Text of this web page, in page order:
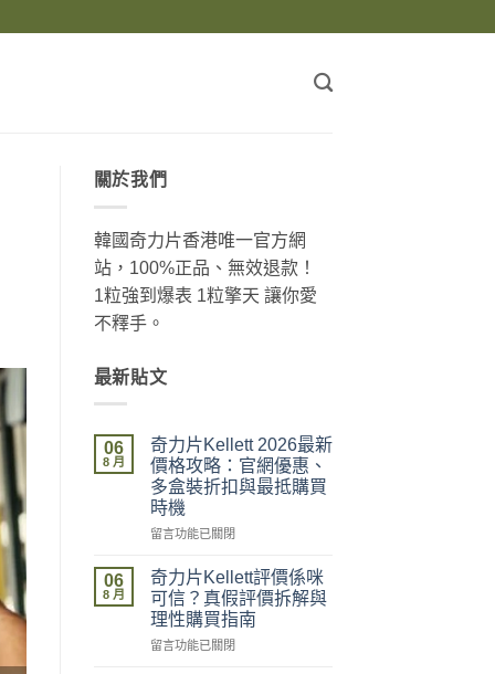
關於我們
韓國奇力片香港唯一官方網
站，100%正品、無效退款！
1粒強到爆表 1粒擎天 讓你愛
不釋手。
最新貼文
06
8 月
奇力片Kellett 2026最新
價格攻略：官網優惠、
多盒裝折扣與最抵購買
時機
在
力
片
Kellett
2026
最
留言功能已關閉
06
8 月
奇力片Kellett評價係咪
可信？真假評價拆解與
理性購買指南
在
留言功能已關閉